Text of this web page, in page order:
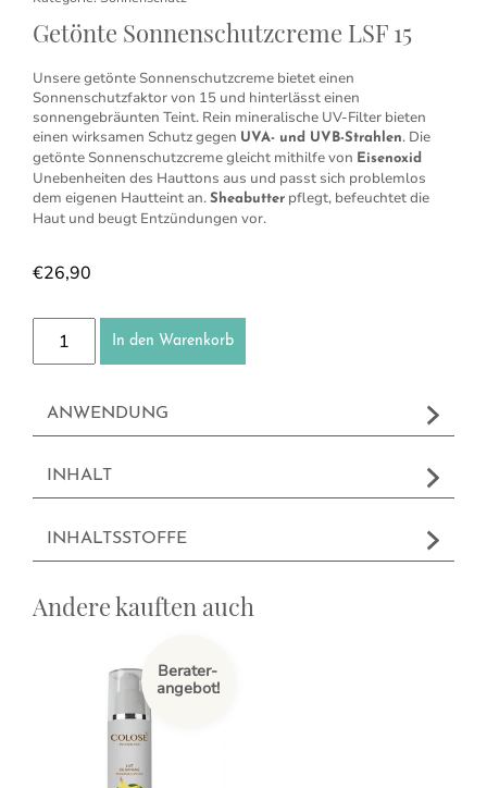
Getönte Sonnenschutzcreme LSF 15
Unsere getönte Sonnenschutzcreme bietet einen
Sonnenschutzfaktor von 15 und hinterlässt einen
sonnengebräunten Teint. Rein mineralische UV-Filter bieten
einen wirksamen Schutz gegen UVA- und UVB-Strahlen. Die
getönte Sonnenschutzcreme gleicht mithilfe von Eisenoxid
Unebenheiten des Hauttons aus und passt sich problemlos
dem eigenen Hautteint an. Sheabutter pflegt, befeuchtet die
Haut und beugt Entzündungen vor.
€26,90
Getönte Sonnenschutzcreme LSF 15 Menge
In den Warenkorb
ANWENDUNG
INHALT
INHALTSSTOFFE
Andere kauften auch
Berater-
angebot!